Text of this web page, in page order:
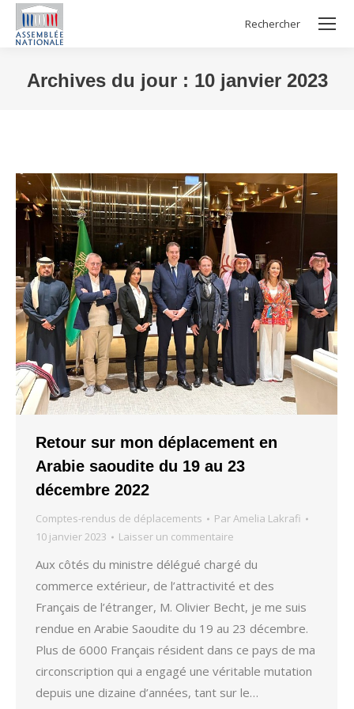
Search:
Rechercher
Archives du jour : 10 janvier 2023
Retour sur mon déplacement en
Arabie saoudite du 19 au 23
décembre 2022
Comptes-rendus de déplacements ParAmelia Lakrafi
10 janvier 2023
Laisser un commentaire
Aux côtés du ministre délégué chargé du
commerce extérieur, de l’attractivité et des
Français de l’étranger, M. Olivier Becht, je me suis
rendue en Arabie Saoudite du 19 au 23 décembre.
Plus de 6000 Français résident dans ce pays de ma
circonscription qui a engagé une véritable mutation
depuis une dizaine d’années, tant sur le…